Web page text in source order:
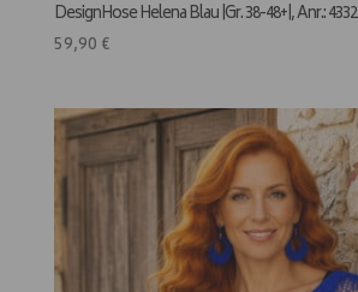
DesignHose Helena Blau |Gr. 38-48+|, Anr.: 4332
59,90 €